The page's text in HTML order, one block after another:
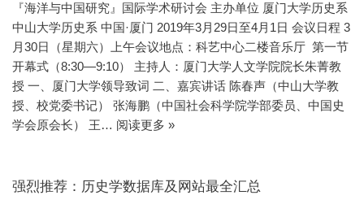
『海洋与中国研究』国际学术研讨会 主办单位 厦门大学历史系
中山大学历史系 中国·厦门 2019年3月29日至4月1日 会议日程 3
月30日（星期六）上午会议地点：科艺中心二楼音乐厅 第一节
开幕式（8:30—9:10） 主持人：厦门大学人文学院院长朱菁教
授 一、厦门大学领导致词 二、嘉宾讲话 陈春声（中山大学教
授、校党委书记） 张海鹏（中国社会科学院学部委员、中国史
学会原会长） 王… 阅读更多 »
强烈推荐：历史学数据库及网站最全汇总